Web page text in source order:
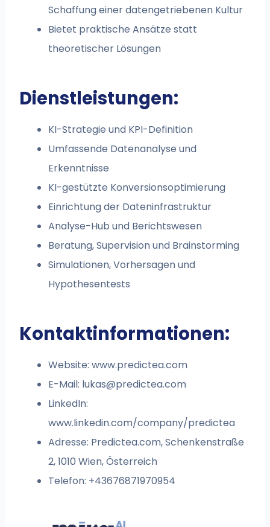
Schaffung einer datengetriebenen Kultur
Bietet praktische Ansätze statt
theoretischer Lösungen
Dienstleistungen:
KI-Strategie und KPI-Definition
Umfassende Datenanalyse und
Erkenntnisse
KI-gestützte Konversionsoptimierung
Einrichtung der Dateninfrastruktur
Analyse-Hub und Berichtswesen
Beratung, Supervision und Brainstorming
Simulationen, Vorhersagen und
Hypothesentests
Kontaktinformationen:
Website: www.predictea.com
E-Mail: lukas@predictea.com
LinkedIn:
www.linkedin.com/company/predictea
Adresse: Predictea.com, Schenkenstraße
2, 1010 Wien, Österreich
Telefon: +43676871970954